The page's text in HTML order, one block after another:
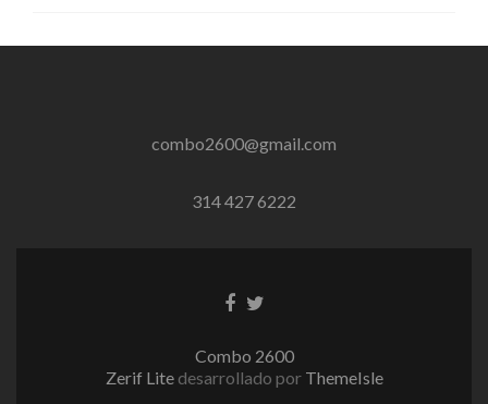
combo2600@gmail.com
314 427 6222
EnlaceEnlace
Combo 2600
Zerif Lite desarrollado por ThemeIsle